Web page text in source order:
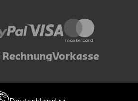
RechnungVorkasse